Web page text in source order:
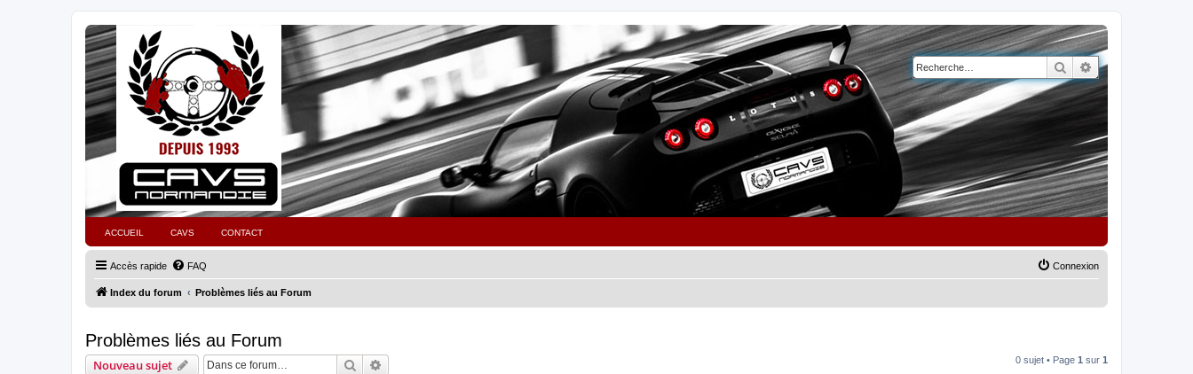
RechercherRecherche
ACCUEIL CAVS CONTACT
Accès rapide FAQ Connexion
Index du forum Problèmes liés au Forum
Problèmes liés au Forum
Nouveau sujet Rechercher 0 sujet • Page 1 sur 1